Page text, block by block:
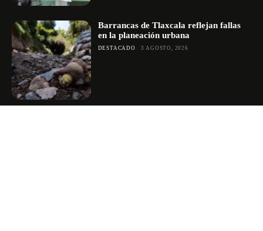
Barrancas de Tlaxcala reflejan fallas
en la planeación urbana
DESTACADO 3 AGOSTO, 2026